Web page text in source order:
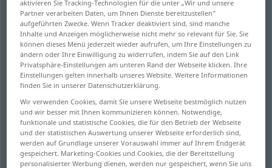
Übersicht aller Übersetzungen
(Für mehr Details die Übersetzung anklicken/antippen)
Befriedigung, Zufriedenstellung, Erfüllung
Zufriedenheit, Beruhigung, Befriedigung,
Genugtuung
Buße, Sühne, Sühneopfer
aktivieren Sie Tracking-Technologien für die unter „Wir und unsere
Partner verarbeiten Daten, um Ihnen Dienste bereitzustellen“
aufgeführten Zwecke. Wenn Tracker deaktiviert sind, sind manche
Inhalte und Anzeigen möglicherweise nicht mehr so relevant für Sie. Sie
können dieses Menü jederzeit wieder aufrufen, um Ihre Einstellungen zu
ändern oder Ihre Einwilligung zu widerrufen, indem Sie auf den Link
Privatsphäre-Einstellungen am unteren Rand der Webseite klicken. Ihre
Einstellungen gelten innerhalb unseres Website. Weitere Informationen
finden Sie in unserer Datenschutzerklärung.
Wir verwenden Cookies, damit Sie unsere Webseite bestmöglich nutzen
und wir besser mit Ihnen kommunizieren können. Notwendige,
funktionale und statistische Cookies, die für den Betrieb der Webseite
und der statistischen Auswertung unserer Webseite erforderlich sind,
werden auf Grundlage unserer Vorauswahl immer auf Ihrem Endgerät
gespeichert. Marketing-Cookies und Cookies, die der Bereitstellung
personalisierter Werbung dienen, werden nur gespeichert, wenn Sie uns